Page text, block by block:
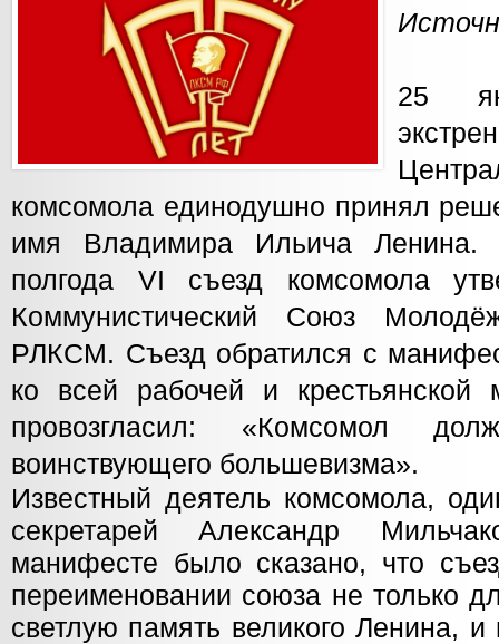
25
комсомола единодушно принял
имя Владимира Ильича Ленина.
полгода VI съезд комсомола
Коммунистический Союз
РЛКСМ. Съезд обратился с
ко всей рабочей и крестьянской
провозгласил: «Комсомол
воинствующего большевизма».
Известный деятель комсомола,
секретарей Александр
манифесте было сказано, что
переименовании союза не только
светлую память великого Ленина,